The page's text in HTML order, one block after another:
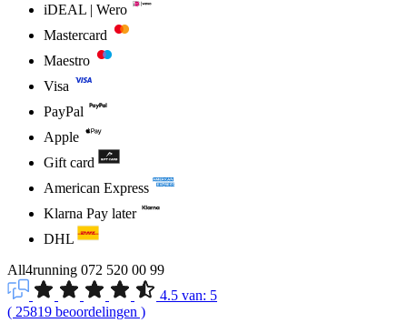
iDEAL | Wero
Mastercard
Maestro
Visa
PayPal
Apple
Gift card
American Express
Klarna Pay later
DHL
All4running 072 520 00 99
4.5 van: 5
( 25819 beoordelingen )